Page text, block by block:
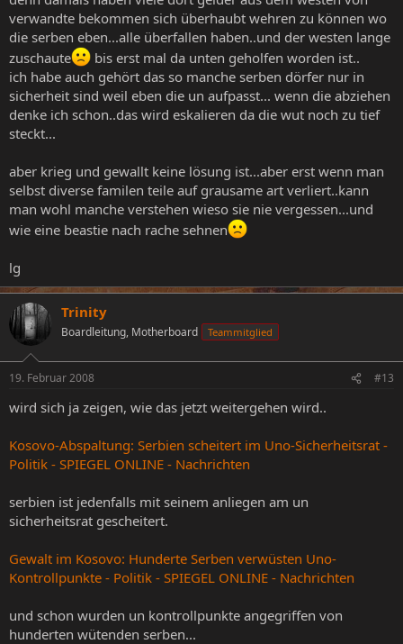
verwandte bekommen sich überhaubt wehren zu können wo
die serben eben...alle überfallen haben..und der westen lange
zuschaute
bis erst mal da unten geholfen worden ist..
ich habe auch gehört das so manche serben dörfer nur in
sicherheit sind weil eben die un aufpasst... wenn die abziehen
denke ich schon..das wird eskalieren da die wut noch zu tief
steckt...
aber krieg und gewallt keine lösung ist...aber erst wenn man
selbst diverse familen teile auf grausame art verliert..kann
man wohl manche verstehen wieso sie nie vergessen...und
wie eine beastie nach rache sehnen
lg
Trinity
Boardleitung, Motherboard Teammitglied
19. Februar 2008 #13
wird sich ja zeigen, wie das jetzt weitergehen wird..
Kosovo-Abspaltung: Serbien scheitert im Uno-Sicherheitsrat -
Politik - SPIEGEL ONLINE - Nachrichten
serbien ist jedenfalls mit seinem anliegen am un
sicherheitsrat gescheitert.
Gewalt im Kosovo: Hunderte Serben verwüsten Uno-
Kontrollpunkte - Politik - SPIEGEL ONLINE - Nachrichten
und schon wurden un kontrollpunkte angegriffen von
hunderten wütenden serben...